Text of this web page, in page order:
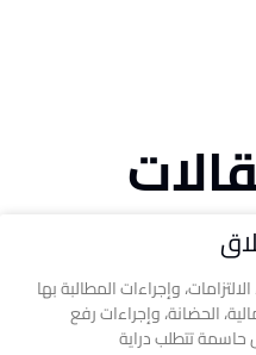
وإجراءات المطالبة بها
الحضانة، وإجراءات رفع
تتطلب دراية